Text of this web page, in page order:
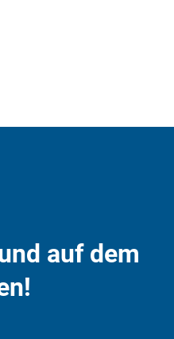
auf dem